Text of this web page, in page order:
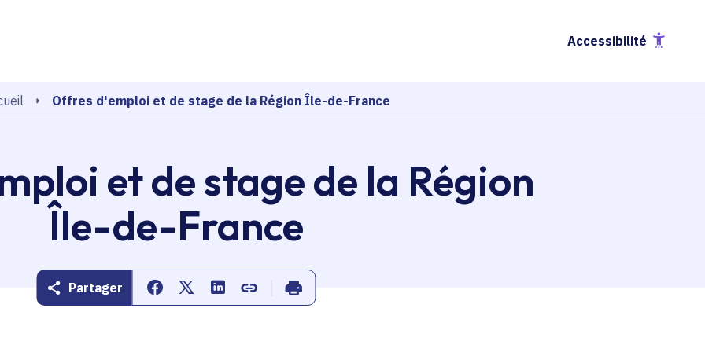
Accessibilité
Offres d'emploi et de stage de la Région Île-de-France
et de stage de la Région
Île-de-France
Partager Partager sur Facebook
Partager sur Twitter
Partager sur Linkedin
Copier dans le presse-papier
Imprimer